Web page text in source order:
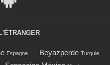
Espagne Beyazperde Turquie